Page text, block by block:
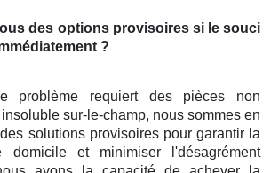
des options provisoires si le souci
?
problème requiert des pièces non
sur-le-champ, nous sommes en
solutions provisoires pour garantir la
domicile et minimiser l'désagrément